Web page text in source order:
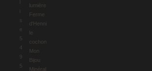
s
e
5
4
9
5
lumière
Ferme
d'Henni
le
cochon
Mon
Bijou
Minéral